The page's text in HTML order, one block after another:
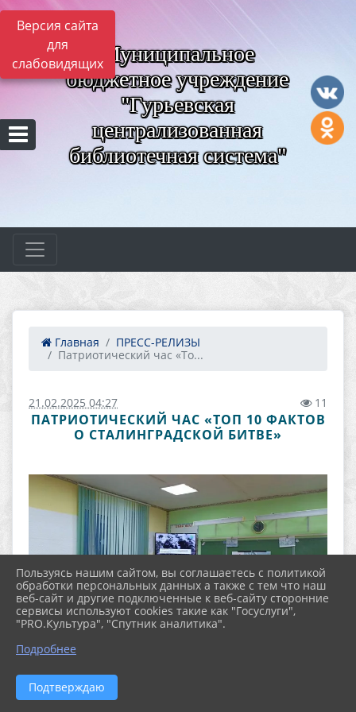
Версия сайта
для
слабовидящих Муниципальное
бюджетное учреждение
"Гурьевская
централизованная
библиотечная система"
Главная
ПРЕСС-РЕЛИЗЫ
Патриотический час «То...
21.02.2025 04:27 11
ПАТРИОТИЧЕСКИЙ ЧАС «ТОП 10 ФАКТОВ
О СТАЛИНГРАДСКОЙ БИТВЕ»
Пользуясь нашим сайтом, вы соглашаетесь с политикой
обработки персональных данных а также с тем что наш
веб-сайт и другие подключенные к веб-сайту сторонние
сервисы используют cookies такие как "Госуслуги",
"PRO.Культура", "Спутник аналитика".
Подробнее
Подтверждаю